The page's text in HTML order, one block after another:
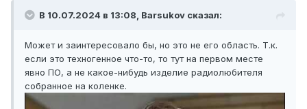
В 10.07.2024 в 13:08, Barsukov сказал:
Может и заинтересовало бы, но это не его область. Т.к.
если это техногенное что-то, то тут на первом месте
явно ПО, а не какое-нибудь изделие радиолюбителя
собранное на коленке.